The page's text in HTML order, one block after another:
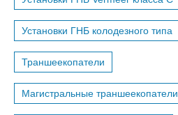
Установки ГНБ колодезного типа
Траншеекопатели
Магистральные траншеекопатели